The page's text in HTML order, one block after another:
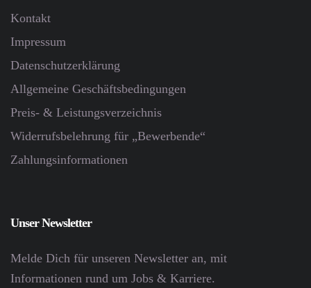
Kontakt
Impressum
Datenschutz­erklärung
Allgemeine Geschäftsbedingungen
Preis- & Leistungsverzeichnis
Widerrufsbelehrung für „Bewerbende“
Zahlungsinformationen
Unser Newsletter
Melde Dich für unseren Newsletter an, mit
Informationen rund um Jobs & Karriere.